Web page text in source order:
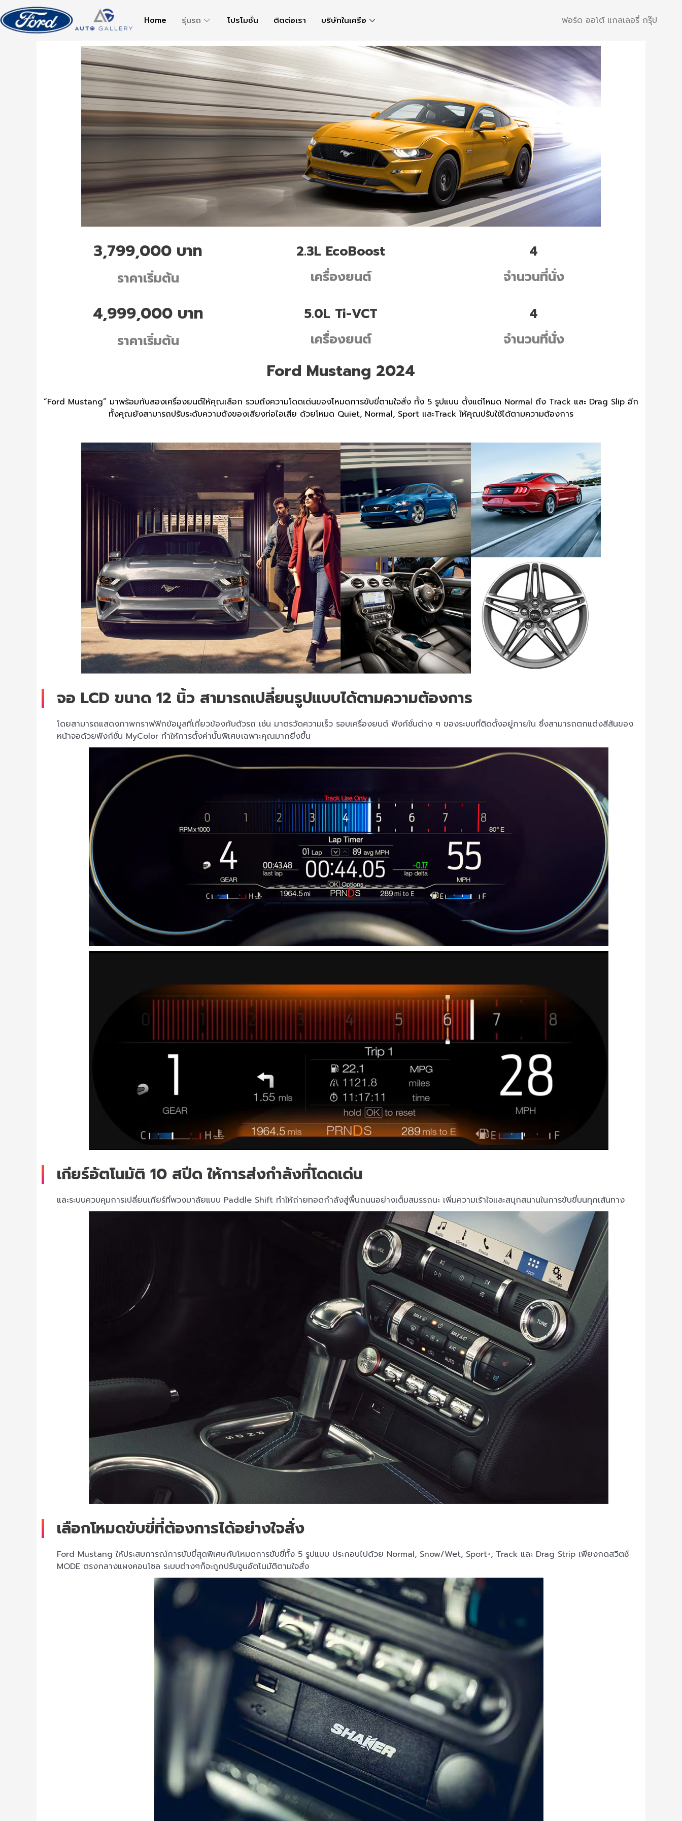
Home รุ่นรถ โปรโมชั่น ติดต่อเรา บริษัทในเครือ ฟอร์ด ออโต้ แกลเลอรี่ กรุ๊ป
3,799,000 บาท
ราคาเริ่มต้น
2.3L EcoBoost
เครื่องยนต์
4
จำนวนที่นั่ง
4,999,000 บาท
ราคาเริ่มต้น
5.0L Ti-VCT
เครื่องยนต์
4
จำนวนที่นั่ง
Ford Mustang 2024
“Ford Mustang” มาพร้อมกับสองเครื่องยนต์ให้คุณเลือก รวมถึงความโดดเด่นของโหมดการขับขี่ตามใจสั่ง ทั้ง 5 รูปแบบ ตั้งแต่โหมด Normal ถึง Track และ Drag Slip อีก
ทั้งคุณยังสามารถปรับระดับความดังของเสียงท่อไอเสีย ด้วยโหมด Quiet, Normal, Sport และTrack ให้คุณปรับใช้ได้ตามความต้องการ
จอ LCD ขนาด 12 นิ้ว สามารถเปลี่ยนรูปแบบได้ตามความต้องการ
โดยสามารถแสดงภาพกราฟฟิกข้อมูลที่เกี่ยวข้องกับตัวรถ เช่น มาตรวัดความเร็ว รอบเครื่องยนต์ ฟังก์ชั่นต่าง ๆ ของระบบที่ติดตั้งอยู่ภายใน ซึ่งสามารถตกแต่งสีสันของ
หน้าจอด้วยฟังก์ชั่น MyColor ทำให้การตั้งค่านั้นพิเศษเฉพาะคุณมากยิ่งขึ้น
เกียร์อัตโนมัติ 10 สปีด ให้การส่งกำลังที่โดดเด่น
และระบบควบคุมการเปลี่ยนเกียร์ที่พวงมาลัยแบบ Paddle Shift ทำให้ถ่ายทอดกำลังสู่พื้นถนนอย่างเต็มสมรรถนะ เพิ่มความเร้าใจและสนุกสนานในการขับขี่บนทุกเส้นทาง
เลือกโหมดขับขี่ที่ต้องการได้อย่างใจสั่ง
Ford Mustang ให้ประสบการณ์การขับขี่สุดพิเศษกับโหมดการขับขี่ทั้ง 5 รูปแบบ ประกอบไปด้วย Normal, Snow/Wet, Sport+, Track และ Drag Strip เพียงกดสวิตซ์
MODE ตรงกลางแผงคอนโซล ระบบต่างๆก็จะถูกปรับจูนอัตโนมัติตามใจสั่ง